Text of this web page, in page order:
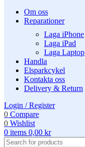
Om oss
Reparationer
Laga iPhone
Laga iPad
Laga Laptop
Handla
Elsparkcykel
Kontakta oss
Delivery & Return
Login / Register
0 Compare
0 Wishlist
0 items 0,00 kr